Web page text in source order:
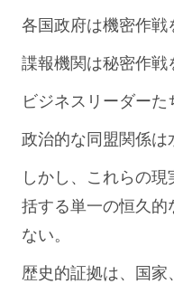
各国政府は機密作戦
諜報機関は秘密作戦
ビジネスリーダーた
政治的な同盟関係は
しかし、これらの
括する単一の恒久
ない。
歴史的証拠は、国